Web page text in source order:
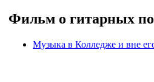
Фильм о гитарных
Музыка в Колледже и вне